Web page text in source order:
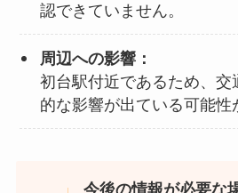
認できていません。
周辺への影響：
初台駅付近であるため、交
的な影響が出ている可能性
今後の情報が必要な